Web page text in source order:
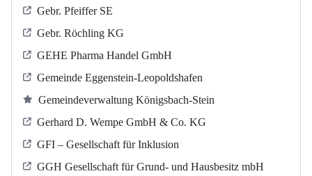
Gebr. Pfeiffer SE
Gebr. Röchling KG
GEHE Pharma Handel GmbH
Gemeinde Eggenstein-Leopoldshafen
Gemeindeverwaltung Königsbach-Stein
Gerhard D. Wempe GmbH & Co. KG
GFI – Gesellschaft für Inklusion
GGH Gesellschaft für Grund- und Hausbesitz mbH